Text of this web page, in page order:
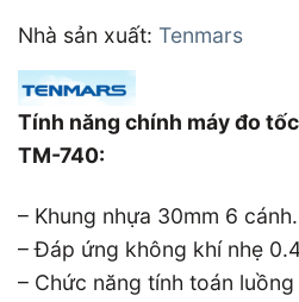
Nhà sản xuất: Tenmars
Tính năng chính máy đo
TM-740:
– Khung nhựa 30mm 6 cánh.
– Đáp ứng không khí nhẹ
– Chức năng tính toán